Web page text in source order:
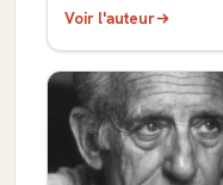
Voir l'auteur